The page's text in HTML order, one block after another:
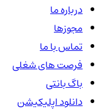
درباره ما
مجوزها
تماس با ما
فرصت های شغلی
باگ بانتی
دانلود اپلیکیشن